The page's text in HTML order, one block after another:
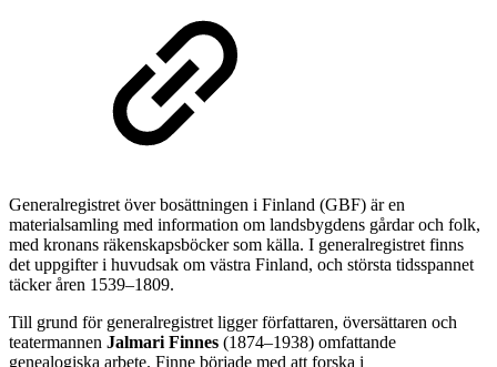
Generalregistret över bosättningen i Finland (GBF) är en
materialsamling med information om landsbygdens gårdar och folk,
med kronans räkenskapsböcker som källa. I generalregistret finns
det uppgifter i huvudsak om västra Finland, och största tidsspannet
täcker åren 1539–1809.
Till grund för generalregistret ligger författaren, översättaren och
teatermannen Jalmari Finnes (1874–1938) omfattande
genealogiska arbete. Finne började med att forska i